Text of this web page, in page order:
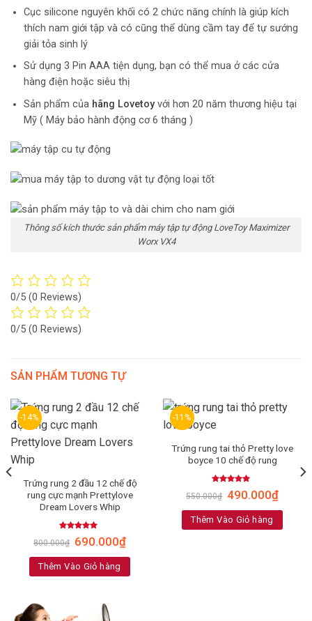
Cục silicone nguyên khối có 2 chức năng chính là giúp kích
thích nam giới tập và có cũng thể dùng cầm tay để tự sướng
giải tỏa sinh lý
Sử dụng 3 Pin AAA tiện dụng, bạn có thể mua ở các cửa
hàng điện hoặc siêu thị
Sản phẩm của hãng Lovetoyvới hơn 20 năm thương hiệu tại
Mỹ ( Máy bảo hành động cơ 6 tháng )
Thông số kích thước sản phẩm máy tập tự động LoveToy Maximizer
Worx VX4
0/5 (0 Reviews)
0/5 (0 Reviews)
SẢN PHẨM TƯƠNG TỰ
-14%
Trứng rung 2 đầu 12 chế độ
rung cực mạnh Prettylove
Dream Lovers Whip
Rated 5.00
out of 5
800.000₫ 690.000₫
Thêm Vào Giỏ hàng
-11%
Trứng rung tai thỏ Pretty love
boyce 10 chế độ rung
Rated 4.83
out of 5
550.000₫ 490.000₫
Thêm Vào Giỏ hàng